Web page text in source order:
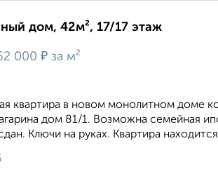
дом, 42м², 17/17 этаж
000 ₽ за м²
квартира в новом монолитном доме
дом 81/1. Возможна семейная
Ключи на руках. Квартира